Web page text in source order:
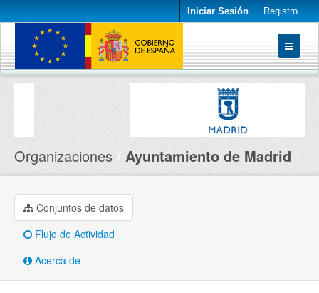
Iniciar Sesión Registro
Conjuntos de datos
Organizaciones Ayuntamiento de Madrid
Conjuntos de datos
Flujo de Actividad
Acerca de